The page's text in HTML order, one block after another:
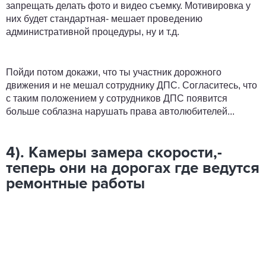
запрещать делать фото и видео съемку. Мотивировка у
них будет стандартная- мешает проведению
административной процедуры, ну и т.д.
Пойди потом докажи, что ты участник дорожного
движения и не мешал сотруднику ДПС. Согласитесь, что
с таким положением у сотрудников ДПС появится
больше соблазна нарушать права автолюбителей...
4). Камеры замера скорости,-
теперь они на дорогах где ведутся
ремонтные работы